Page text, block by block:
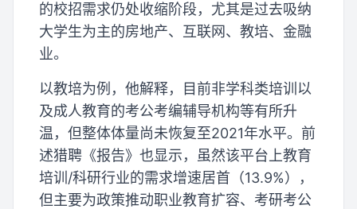
的校招需求仍处收缩阶段，尤其是过去吸纳
大学生为主的房地产、互联网、教培、金融
业。
以教培为例，他解释，目前非学科类培训以
及成人教育的考公考编辅导机构等有所升
温，但整体体量尚未恢复至2021年水平。前
述猎聘《报告》也显示，虽然该平台上教育
培训/科研行业的需求增速居首（13.9%），
但主要为政策推动职业教育扩容、考研考公